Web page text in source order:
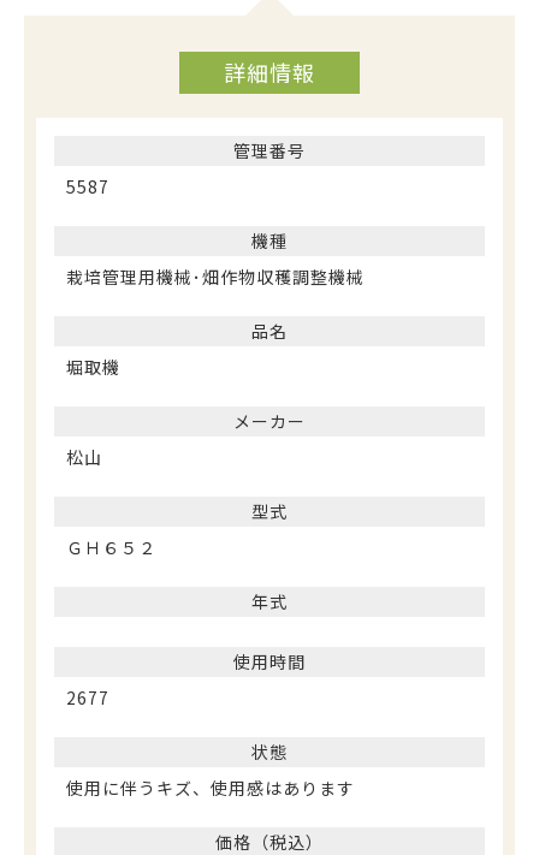
詳細情報
管理番号
5587
機種
栽培管理用機械･畑作物収穫調整機械
品名
堀取機
メーカー
松山
型式
ＧＨ６５２
年式
使用時間
2677
状態
使用に伴うキズ、使用感はあります
価格（税込）